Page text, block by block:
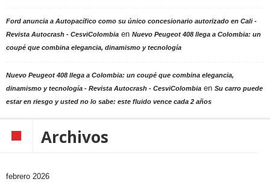
Ford anuncia a Autopacífico como su único concesionario autorizado en Cali -
Revista Autocrash - CesviColombia en Nuevo Peugeot 408 llega a Colombia: un
coupé que combina elegancia, dinamismo y tecnología
Nuevo Peugeot 408 llega a Colombia: un coupé que combina elegancia,
dinamismo y tecnología - Revista Autocrash - CesviColombia en Su carro puede
estar en riesgo y usted no lo sabe: este fluido vence cada 2 años
Archivos
febrero 2026